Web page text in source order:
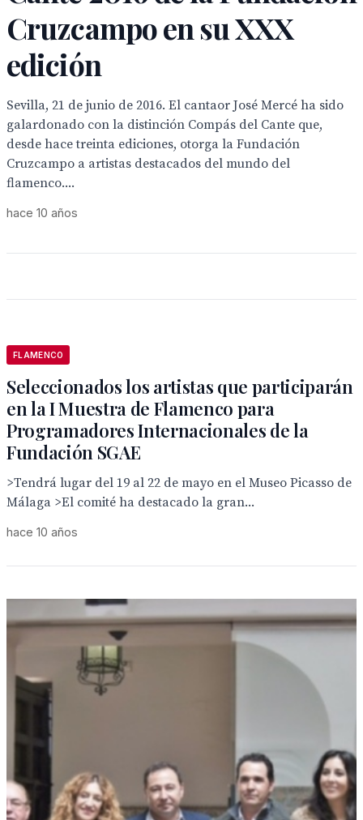
Cruzcampo en su XXX
edición
Sevilla, 21 de junio de 2016. El cantaor José Mercé ha sido
galardonado con la distinción Compás del Cante que,
desde hace treinta ediciones, otorga la Fundación
Cruzcampo a artistas destacados del mundo del
flamenco....
hace 10 años
FLAMENCO
Seleccionados los artistas que participarán
en la I Muestra de Flamenco para
Programadores Internacionales de la
Fundación SGAE
>Tendrá lugar del 19 al 22 de mayo en el Museo Picasso de
Málaga >El comité ha destacado la gran...
hace 10 años